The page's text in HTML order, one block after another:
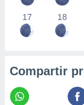
17 18
Compartir